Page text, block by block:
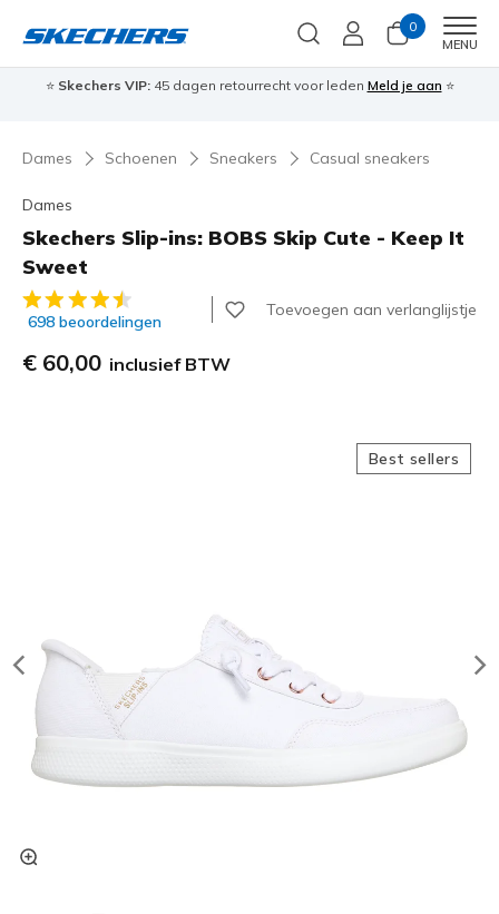
0
MENU
⭐ Skechers VIP:45 dagen retourrecht voor leden Meld je aan ⭐
Dames Schoenen Sneakers Casual sneakers
Dames
Skechers Slip-ins: BOBS Skip Cute - Keep It
Sweet
4,7 van de 5 klantbeoordelingen
698 beoordelingen
Toevoegen aan verlanglijstje
€ 60,00 inclusief BTW
Best sellers